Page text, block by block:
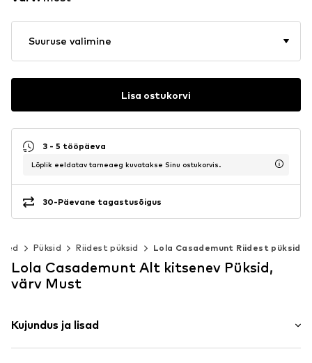
Suuruse valimine
Lisa ostukorvi
3 - 5 tööpäeva
Lõplik eeldatav tarneaeg kuvatakse Sinu ostukorvis.
30-Päevane tagastusõigus
Püksid Riidest püksid Lola Casademunt Riidest püksid
Lola Casademunt Alt kitsenev Püksid,
värv Must
Kujundus ja lisad